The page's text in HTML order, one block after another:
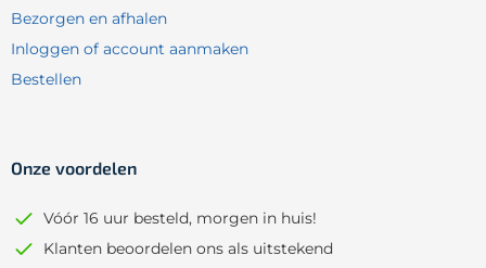
Bezorgen en afhalen
Inloggen of account aanmaken
Bestellen
Onze voordelen
Vóór 16 uur besteld, morgen in huis!
Klanten beoordelen ons als uitstekend